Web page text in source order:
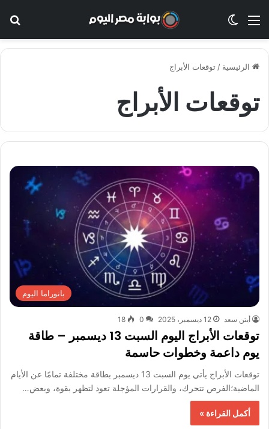
القائمة الوضع المظلم
الرئيسية / توقعات الأبراج
توقعات الأبراج
بانوراما اليوم
أيتن سعد 12 ديسمبر، 2025 0
18
توقعات الأبراج اليوم السبت 13 ديسمبر – طاقة
يوم داعمة وخطوات حاسمة
توقعات الأبراج يأتي يوم السبت 13 ديسمبر بطاقة مختلفة تمامًا عن الأيام
الماضية؛الفرص تتحرك، والقرارات المؤجلة تعود لتظهر بقوة، وبعض…
أكمل القراءة »